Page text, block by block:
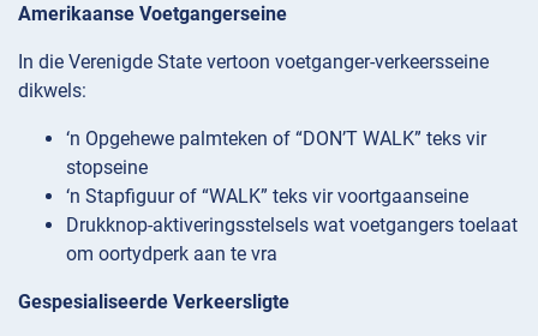
Amerikaanse Voetgangerseine
In die Verenigde State vertoon voetganger-verkeersseine
dikwels:
‘n Opgehewe palmteken of “DON’T WALK” teks vir
stopseine
‘n Stapfiguur of “WALK” teks vir voortgaanseine
Drukknop-aktiveringsstelsels wat voetgangers toelaat
om oortydperk aan te vra
Gespesialiseerde Verkeersligte